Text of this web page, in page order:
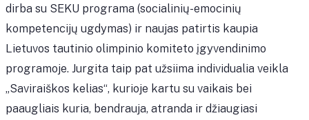
dirba su SEKU programa (socialinių-emocinių
kompetencijų ugdymas) ir naujas patirtis kaupia
Lietuvos tautinio olimpinio komiteto įgyvendinimo
programoje. Jurgita taip pat užsiima individualia veikla
„Saviraiškos kelias“, kurioje kartu su vaikais bei
paaugliais kuria, bendrauja, atranda ir džiaugiasi